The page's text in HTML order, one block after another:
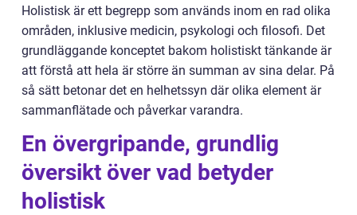
Holistisk är ett begrepp som används inom en rad olika
områden, inklusive medicin, psykologi och filosofi. Det
grundläggande konceptet bakom holistiskt tänkande är
att förstå att hela är större än summan av sina delar. På
så sätt betonar det en helhetssyn där olika element är
sammanflätade och påverkar varandra.
En övergripande, grundlig
översikt över vad betyder
holistisk